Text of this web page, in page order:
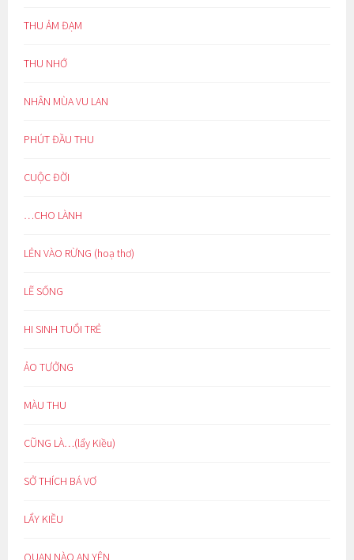
THU ẢM ĐẠM
THU NHỚ
NHÂN MÙA VU LAN
PHÚT ĐẦU THU
CUỘC ĐỜI
…CHO LÀNH
LẺN VÀO RỪNG (hoạ thơ)
LẼ SỐNG
HI SINH TUỔI TRẺ
ẢO TƯỞNG
MÀU THU
CŨNG LÀ…(lẩy Kiều)
SỞ THÍCH BÁ VƠ
LẨY KIỀU
QUAN NÀO AN YÊN